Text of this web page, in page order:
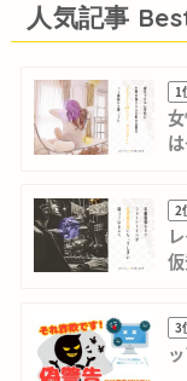
人気記事
1
2
3